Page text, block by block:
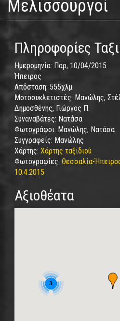
Μελισσουργοί
Πληροφορίες
Ημερομηνία: Παρ, 10/04/2015
Ήπειρος
Απόσταση: 555χλμ.
Μοτοσυκλετιστές: Μανώλης,
Δημοσθένης, Γιώργος Π.
Συναναβάτες: Νατάσα
Φωτογράφοι: Μανώλης, Νατάσα
Συγγραφείς: Μανώλης
Χάρτης: Χάρτης ταξιδιού
Φωτογραφίες: Θεσσαλία-
10.4.2015
Αξιοθέατα
3